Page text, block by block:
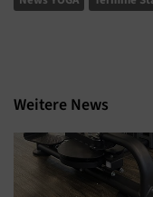
Weitere News